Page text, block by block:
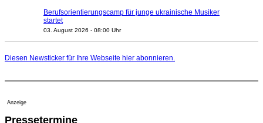
Berufsorientierungscamp für junge ukrainische Musiker
startet
03. August 2026 - 08:00 Uhr
Nationaltheater Mannheim
Regensburger Generalmusikdirektor Stefan Veselka
Kammerorchester Heilbronn: Chefdirigent Risto Joost
Diesen Newsticker für Ihre Webseite hier abonnieren.
Anzeige
Pressetermine